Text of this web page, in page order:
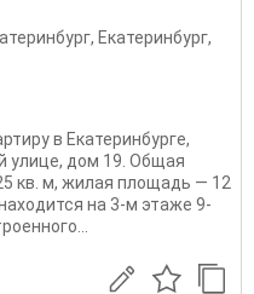
, Екатеринбург,
в Екатеринбурге,
улице, дом 19. Общая
кв. м, жилая площадь — 12
на 3-м этаже 9-